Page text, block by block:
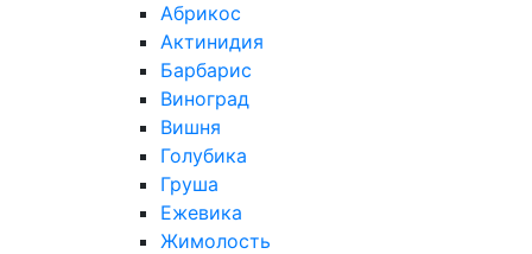
Абрикос
Актинидия
Барбарис
Виноград
Вишня
Голубика
Груша
Ежевика
Жимолость